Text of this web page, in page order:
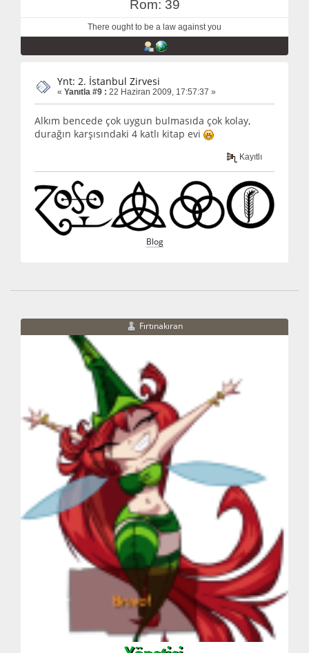
Rom: 39
There ought to be a law against you
Ynt: 2. İstanbul Zirvesi
« Yanıtla #9 : 22 Haziran 2009, 17:57:37 »
Alkım bencede çok uygun bulmasıda çok kolay,
durağın karşısındaki 4 katlı kitap evi
Kayıtlı
Blog
Fırtınakıran